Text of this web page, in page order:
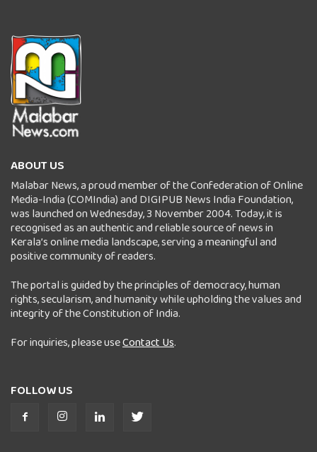
ABOUT US
Malabar News, a proud member of the Confederation of Online
Media-India (COMIndia) and DIGIPUB News India Foundation,
was launched on Wednesday, 3 November 2004. Today, it is
recognised as an authentic and reliable source of news in
Kerala’s online media landscape, serving a meaningful and
positive community of readers.
The portal is guided by the principles of democracy, human
rights, secularism, and humanity while upholding the values and
integrity of the Constitution of India.
For inquiries, please useContact Us.
FOLLOW US